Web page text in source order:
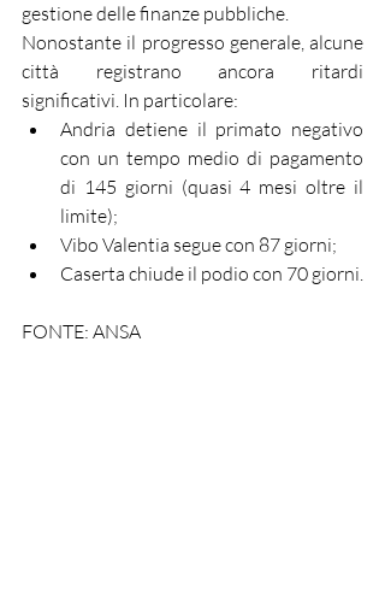
gestione delle finanze pubbliche.
Nonostante il progresso generale, alcune
città registrano ancora ritardi
significativi. In particolare:
Andria detiene il primato negativo
con un tempo medio di pagamento
di 145 giorni (quasi 4 mesi oltre il
limite);
Vibo Valentia segue con 87 giorni;
Caserta chiude il podio con 70 giorni.
FONTE: ANSA